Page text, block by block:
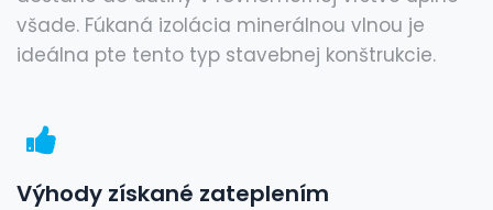
všade. Fúkaná izolácia minerálnou vlnou je
ideálna pte tento typ stavebnej konštrukcie.
Výhody získané zateplením